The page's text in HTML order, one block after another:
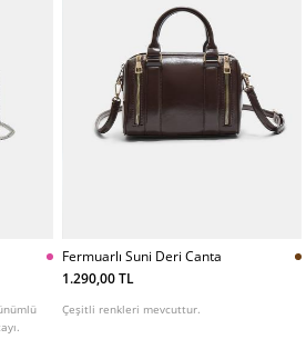
Fermuarlı Suni Deri Canta
1.290,00 TL
Çeşitli renkleri mevcuttur.